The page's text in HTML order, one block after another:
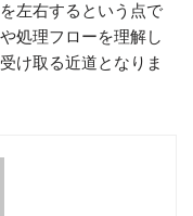
左右するという点で
処理フローを理解し
け取る近道となりま